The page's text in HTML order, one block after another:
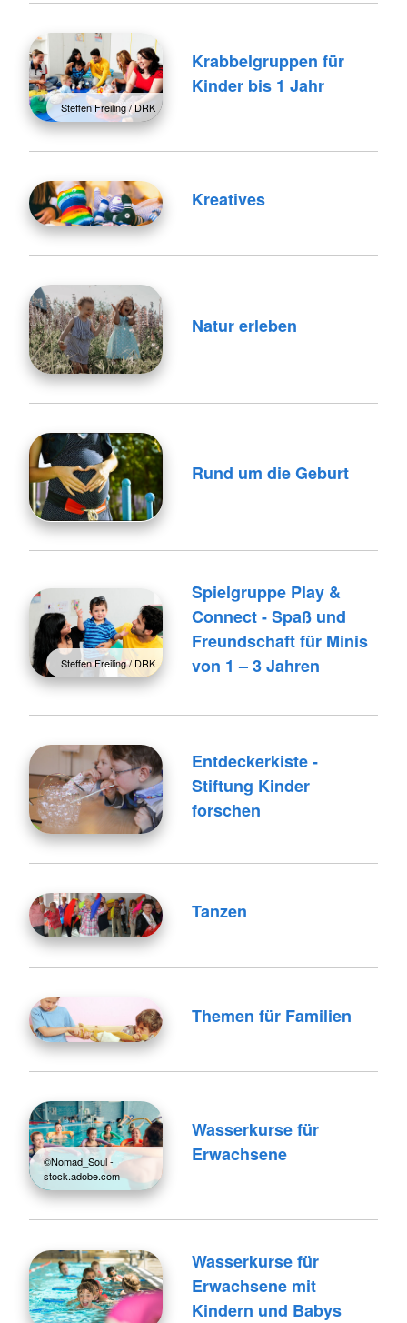
Steffen Freiling / DRK
Krabbelgruppen für
Kinder bis 1 Jahr
Kreatives
Natur erleben
Rund um die Geburt
Steffen Freiling / DRK
Spielgruppe Play &
Connect - Spaß und
Freundschaft für Minis
von 1 – 3 Jahren
Entdeckerkiste -
Stiftung Kinder
forschen
Tanzen
Themen für Familien
©Nomad_Soul -
stock.adobe.com
Wasserkurse für
Erwachsene
Wasserkurse für
Erwachsene mit
Kindern und Babys